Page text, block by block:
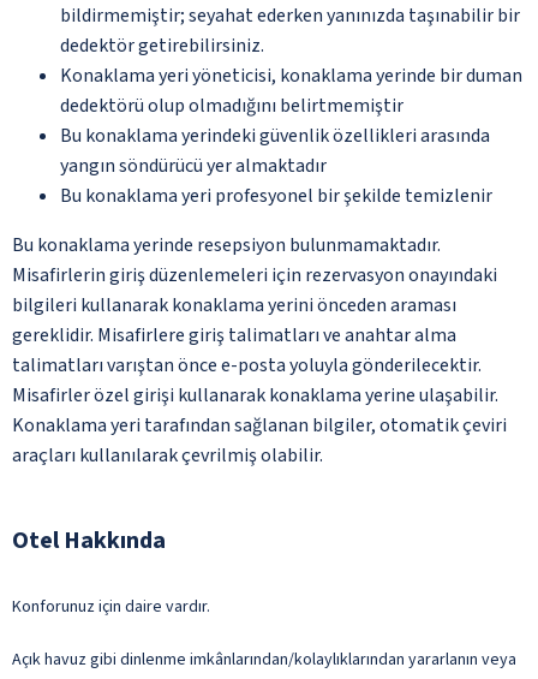
bildirmemiştir; seyahat ederken yanınızda taşınabilir bir
dedektör getirebilirsiniz.
Konaklama yeri yöneticisi, konaklama yerinde bir duman
dedektörü olup olmadığını belirtmemiştir
Bu konaklama yerindeki güvenlik özellikleri arasında
yangın söndürücü yer almaktadır
Bu konaklama yeri profesyonel bir şekilde temizlenir
Bu konaklama yerinde resepsiyon bulunmamaktadır.
Misafirlerin giriş düzenlemeleri için rezervasyon onayındaki
bilgileri kullanarak konaklama yerini önceden araması
gereklidir. Misafirlere giriş talimatları ve anahtar alma
talimatları varıştan önce e-posta yoluyla gönderilecektir.
Misafirler özel girişi kullanarak konaklama yerine ulaşabilir.
Konaklama yeri tarafından sağlanan bilgiler, otomatik çeviri
araçları kullanılarak çevrilmiş olabilir.
Otel Hakkında
Konforunuz için daire vardır.
Açık havuz gibi dinlenme imkânlarından/kolaylıklarından yararlanın veya